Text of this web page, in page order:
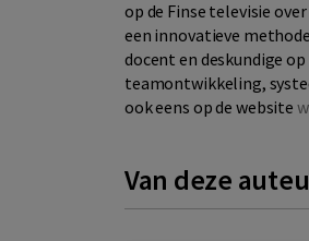
op de Finse televisie
een innovatieve
docent en deskundige
teamontwikkeling,
ook eens op de website
Van deze